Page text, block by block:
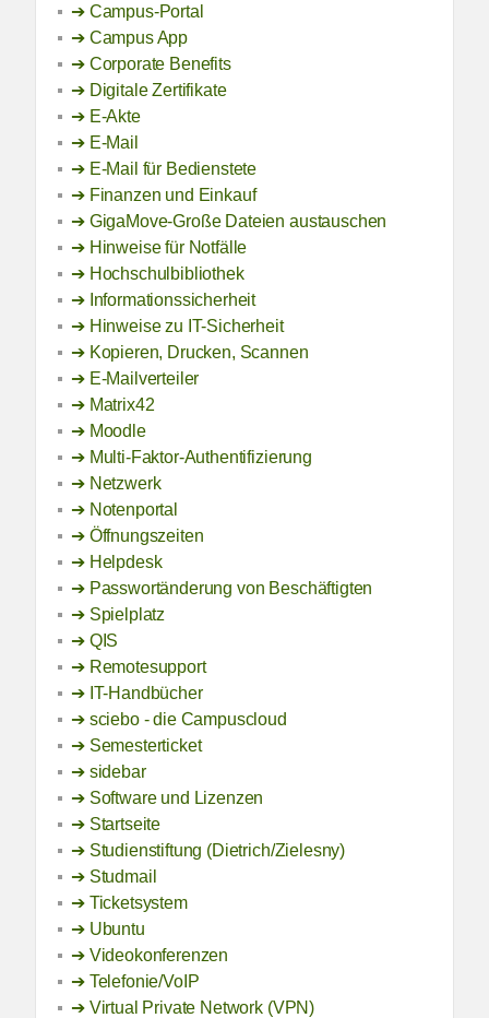
Campus-Portal
Campus App
Corporate Benefits
Digitale Zertifikate
E-Akte
E-Mail
E-Mail für Bedienstete
Finanzen und Einkauf
GigaMove-Große Dateien austauschen
Hinweise für Notfälle
Hochschulbibliothek
Informationssicherheit
Hinweise zu IT-Sicherheit
Kopieren, Drucken, Scannen
E-Mailverteiler
Matrix42
Moodle
Multi-Faktor-Authentifizierung
Netzwerk
Notenportal
Öffnungszeiten
Helpdesk
Passwortänderung von Beschäftigten
Spielplatz
QIS
Remotesupport
IT-Handbücher
sciebo - die Campuscloud
Semesterticket
sidebar
Software und Lizenzen
Startseite
Studienstiftung (Dietrich/Zielesny)
Studmail
Ticketsystem
Ubuntu
Videokonferenzen
Telefonie/VoIP
Virtual Private Network (VPN)